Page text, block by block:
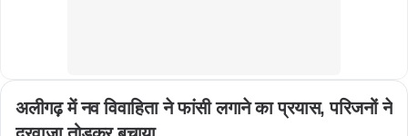
अलीगढ़ में नव विवाहिता ने फांसी लगाने का प्रयास, परिजनों ने